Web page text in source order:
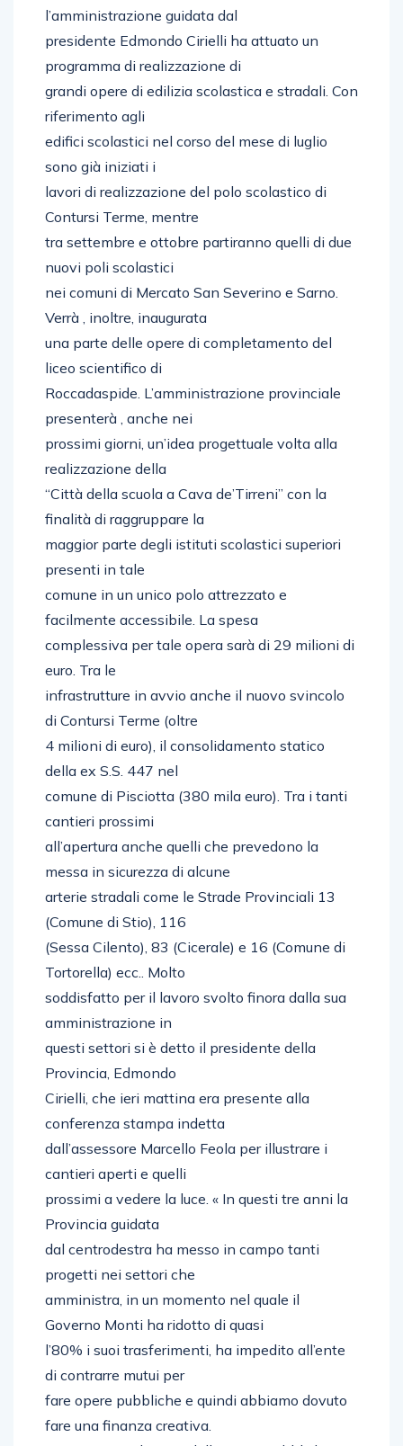
l’amministrazione guidata dal
presidente Edmondo Cirielli ha attuato un
programma di realizzazione di
grandi opere di edilizia scolastica e stradali. Con
riferimento agli
edifici scolastici nel corso del mese di luglio
sono già iniziati i
lavori di realizzazione del polo scolastico di
Contursi Terme, mentre
tra settembre e ottobre partiranno quelli di due
nuovi poli scolastici
nei comuni di Mercato San Severino e Sarno.
Verrà , inoltre, inaugurata
una parte delle opere di completamento del
liceo scientifico di
Roccadaspide. L’amministrazione provinciale
presenterà , anche nei
prossimi giorni, un’idea progettuale volta alla
realizzazione della
“Città della scuola a Cava de’Tirreni” con la
finalità di raggruppare la
maggior parte degli istituti scolastici superiori
presenti in tale
comune in un unico polo attrezzato e
facilmente accessibile. La spesa
complessiva per tale opera sarà di 29 milioni di
euro. Tra le
infrastrutture in avvio anche il nuovo svincolo
di Contursi Terme (oltre
4 milioni di euro), il consolidamento statico
della ex S.S. 447 nel
comune di Pisciotta (380 mila euro). Tra i tanti
cantieri prossimi
all’apertura anche quelli che prevedono la
messa in sicurezza di alcune
arterie stradali come le Strade Provinciali 13
(Comune di Stio), 116
(Sessa Cilento), 83 (Cicerale) e 16 (Comune di
Tortorella) ecc.. Molto
soddisfatto per il lavoro svolto finora dalla sua
amministrazione in
questi settori si è detto il presidente della
Provincia, Edmondo
Cirielli, che ieri mattina era presente alla
conferenza stampa indetta
dall’assessore Marcello Feola per illustrare i
cantieri aperti e quelli
prossimi a vedere la luce. « In questi tre anni la
Provincia guidata
dal centrodestra ha messo in campo tanti
progetti nei settori che
amministra, in un momento nel quale il
Governo Monti ha ridotto di quasi
l’80% i suoi trasferimenti, ha impedito all’ente
di contrarre mutui per
fare opere pubbliche e quindi abbiamo dovuto
fare una finanza creativa.